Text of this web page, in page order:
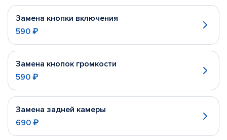
Замена кнопки включения
590 ₽
Замена кнопок громкости
590 ₽
Замена задней камеры
690 ₽